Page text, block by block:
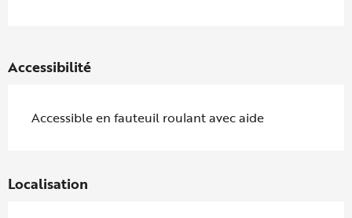
Accessibilité
Accessible en fauteuil roulant avec aide
Localisation